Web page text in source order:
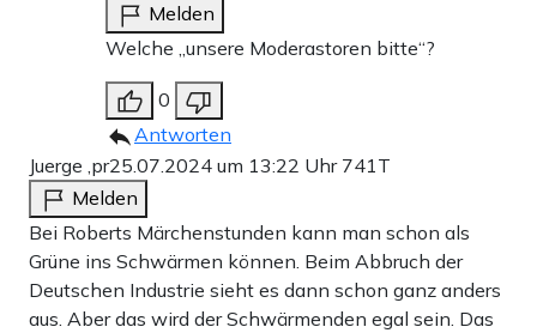
Melden
Welche „unsere Moderastoren bitte“?
0
Antworten
Juerge ,pr25.07.2024 um 13:22 Uhr 741T
Melden
Bei Roberts Märchenstunden kann man schon als
Grüne ins Schwärmen können. Beim Abbruch der
Deutschen Industrie sieht es dann schon ganz anders
aus. Aber das wird der Schwärmenden egal sein. Das